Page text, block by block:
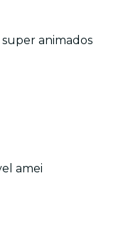
super animados
amei